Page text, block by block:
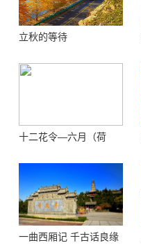
立秋的等待
十二花令—六月（荷
一曲西厢记 千古话良缘